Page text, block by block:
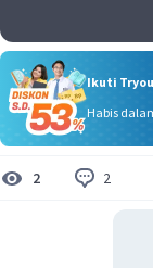
Ikuti
Habis
2 2